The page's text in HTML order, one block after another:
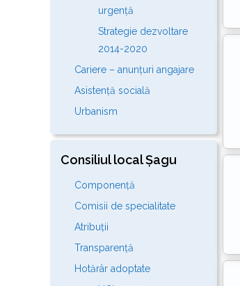
urgență
Strategie dezvoltare
2014-2020
Cariere – anunțuri angajare
Asistență socială
Urbanism
Consiliul local Șagu
Componență
Comisii de specialitate
Atribuții
Transparență
Hotărâr adoptate